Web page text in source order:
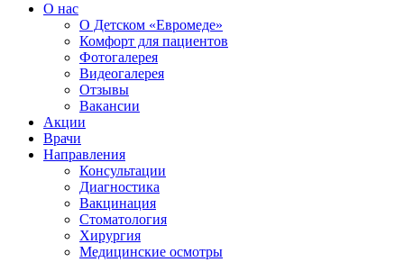
О нас
О Детском «Евромеде»
Комфорт для пациентов
Фотогалерея
Видеогалерея
Отзывы
Вакансии
Акции
Врачи
Направления
Консультации
Диагностика
Вакцинация
Стоматология
Хирургия
Медицинские осмотры